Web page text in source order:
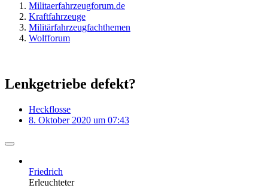
Militaerfahrzeugforum.de
Kraftfahrzeuge
Militärfahrzeugfachthemen
Wolfforum
Lenkgetriebe defekt?
Heckflosse
8. Oktober 2020 um 07:43
Friedrich
Erleuchteter